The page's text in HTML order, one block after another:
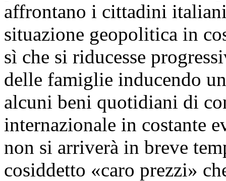
affrontano i cittadini
situazione geopolitica in
sì che si riducesse
delle famiglie inducendo
alcuni beni quotidiani di
internazionale in costante
non si arriverà in breve
cosiddetto «caro prezzi»